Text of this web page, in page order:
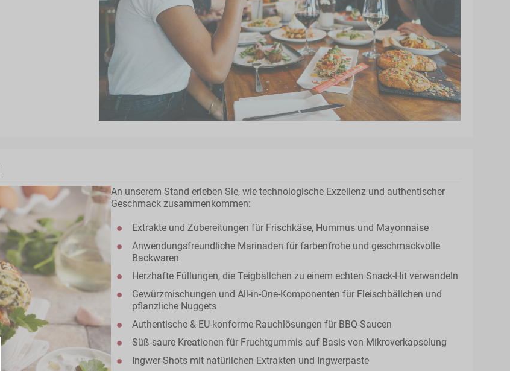
An unserem Stand erleben Sie, wie technologische Exzellenz und authentischer
Geschmack zusammenkommen:
Extrakte und Zubereitungen für Frischkäse, Hummus und Mayonnaise
Anwendungsfreundliche Marinaden für farbenfrohe und geschmackvolle
Backwaren
Herzhafte Füllungen, die Teigbällchen zu einem echten Snack-Hit verwandeln
Gewürzmischungen und All-in-One-Komponenten für Fleischbällchen und
pflanzliche Nuggets
Authentische & EU-konforme Rauchlösungen für BBQ-Saucen
Süß-saure Kreationen für Fruchtgummis auf Basis von Mikroverkapselung
Ingwer-Shots mit natürlichen Extrakten und Ingwerpaste